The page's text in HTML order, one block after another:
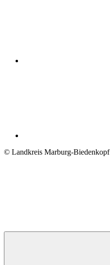
© Landkreis Marburg-Biedenkopf